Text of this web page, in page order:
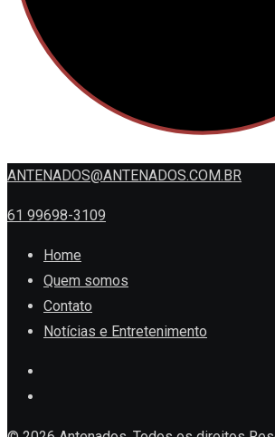
ANTENADOS@ANTENADOS.COM.BR
61 99698-3109
Home
Quem somos
Contato
Notícias e Entretenimento